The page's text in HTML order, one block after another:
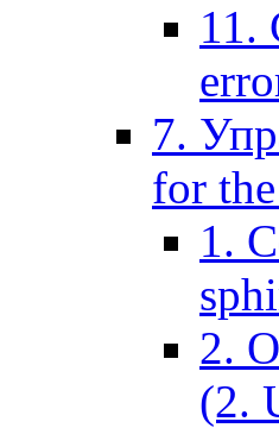
11.
7.
for
1.
2.
(2.